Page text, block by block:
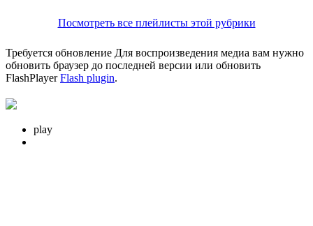
Посмотреть все плейлисты этой рубрики
Требуется обновление Для воспроизведения медиа вам нужно
обновить браузер до последней версии или обновить
FlashPlayerFlash plugin.
play